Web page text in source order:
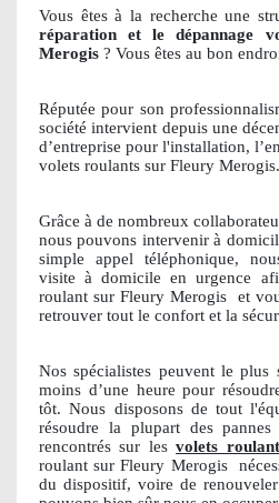
Vous êtes à la recherche une
réparation et le dépannage
Merogis ? Vous êtes au bon
Réputée pour son
société intervient depuis une
d’entreprise pour l'installation,
volets roulants sur Fleury Merogis.
Grâce à de nombreux
nous pouvons intervenir à
simple appel téléphonique,
visite à domicile en urgence
roulant sur Fleury Merogis
et
retrouver tout le confort et la
Nos spécialistes peuvent le plus
moins d’une heure pour
tôt. Nous disposons de tout
résoudre la plupart des
rencontrés sur lesvolets
roulant sur Fleury Merogis
du dispositif, voire de